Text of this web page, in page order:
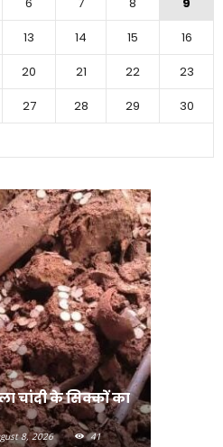
13 14 15
16
20 21 22
23
27 28 29
30
चांदी के सिक्कों का
8, 2026
41